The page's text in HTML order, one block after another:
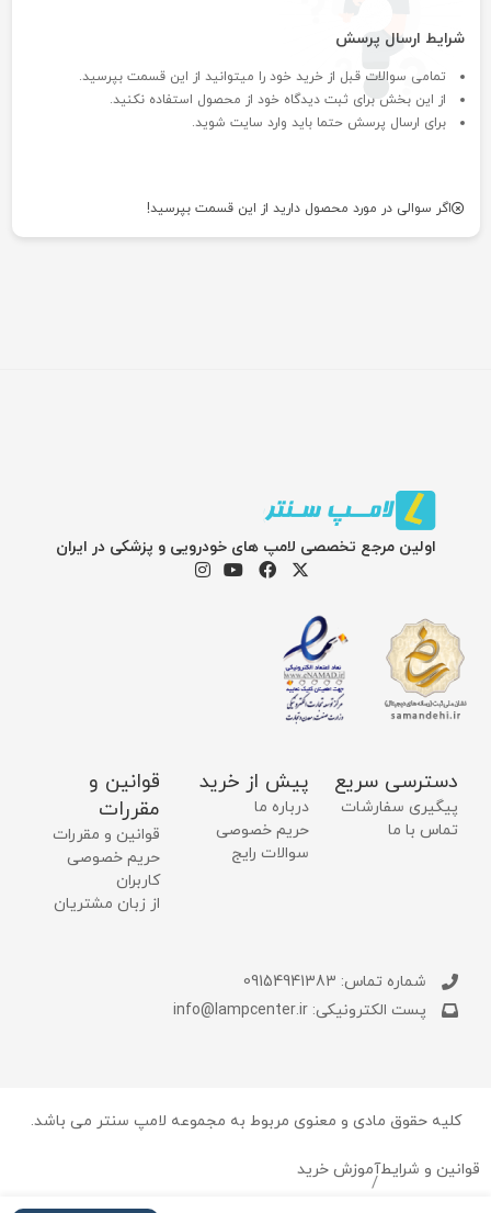
شرایط ارسال پرسش
تمامی سوالات قبل از خرید خود را میتوانید از این قسمت بپرسید.
از این بخش برای ثبت دیدگاه خود از محصول استفاده نکنید.
برای ارسال پرسش حتما باید وارد سایت شوید.
اگر سوالی در مورد محصول دارید از این قسمت بپرسید!
اولین مرجع تخصصی لامپ های خودرویی و پزشکی در ایران
دسترسی سریع
پیگیری سفارشات
تماس با ما
پیش از خرید
درباره ما
حریم خصوصی
سوالات رایج
قوانین و
مقررات
قوانین و مقررات
حریم خصوصی
کاربران
از زبان مشتریان
شماره تماس: 09154941383
پست الکترونیکی: info@lampcenter.ir
کلیه حقوق مادی و معنوی مربوط به مجموعه لامپ سنتر می باشد.
قوانین و شرایط
/
آموزش خرید